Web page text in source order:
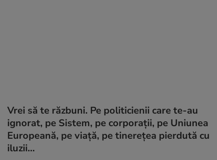
Vrei să te răzbuni. Pe politicienii care te-au
ignorat, pe Sistem, pe corporații, pe Uniunea
Europeană, pe viață, pe tinerețea pierdută cu
iluzii…